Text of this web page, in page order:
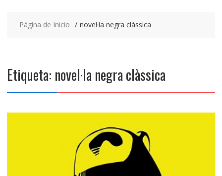
Página de Inicio novel·la negra clàssica
Etiqueta: novel·la negra clàssica